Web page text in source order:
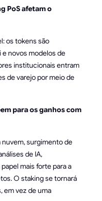
PoS afetam o
os tokens são
e novos modelos de
institucionais entram
de varejo por meio de
para os ganhos com
surgimento de
de IA,
mais forte para a
O staking se tornará
em vez de uma